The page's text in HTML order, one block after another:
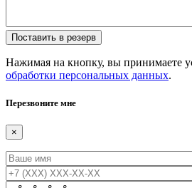
Нажимая на кнопку, вы принимаете
обработки персональных данных.
Перезвоните мне
×